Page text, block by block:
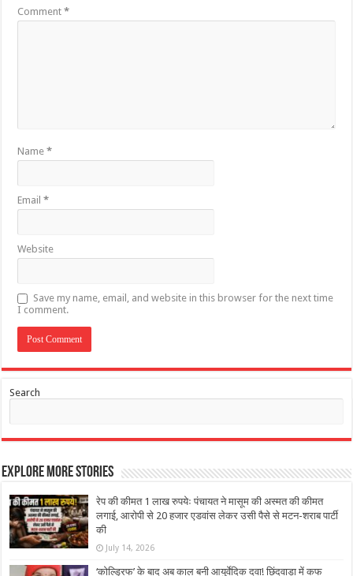
Comment*
Name*
Email*
Website
Save my name, email, and website in this browser for the next time
I comment.
Search
Explore More Stories
रेप की कीमत 1 लाख रुपयेः पंचायत ने मासूम की अस्मत की कीमत
लगाई, आरोपी से 20 हजार एडवांस लेकर उसी पैसे से मटन-शराब पार्टी
की
July 14, 2026
‘कोल्ड्रिफ’ के बाद अब काल बनी आयुर्वेदिक दवा! छिंदवाड़ा में कफ